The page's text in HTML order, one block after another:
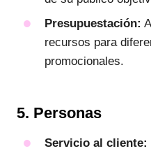
Presupuestación:
recursos para
promocionales.
5. Personas
Servicio al cliente: